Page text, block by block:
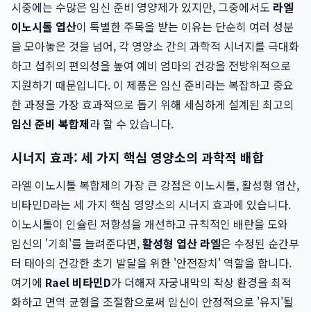
시중에는 수많은 임신 준비 영양제가 있지만, 그중에서도 라엘
이노시톨 엽산이 특별한 주목을 받는 이유는 단순히 여러 성분
을 모아놓은 것을 넘어, 각 영양소 간의 과학적 시너지를 극대화
하고 섭취의 편의성을 높여 예비 엄마의 건강을 전방위적으로
지원하기 때문입니다. 이 제품은 임신 준비라는 복잡하고 중요
한 과정을 가장 효과적으로 돕기 위해 세심하게 설계된 최고의
임신 준비 복합제라 할 수 있습니다.
시너지 효과: 세 가지 핵심 영양소의 과학적 배합
라엘 이노시톨 복합제의 가장 큰 강점은 이노시톨, 활성형 엽산,
비타민D라는 세 가지 핵심 영양소의 시너지 효과에 있습니다.
이노시톨이 인슐린 저항성을 개선하고 규칙적인 배란을 도와
임신의 '기회'를 늘려준다면,활성형 엽산 라엘은 수정된 순간부
터 태아의 건강한 초기 발달을 위한 '안전장치' 역할을 합니다.
여기에 Rael 비타민D가 더해져 자궁내막의 착상 환경을 최적
화하고 면역 균형을 조절함으로써 임신이 안정적으로 '유지'될